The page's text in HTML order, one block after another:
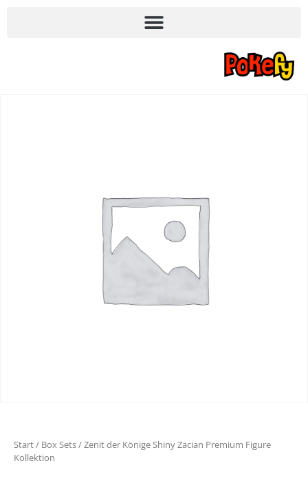
Start/ Box Sets/ Zenit der Könige Shiny Zacian Premium Figure
Kollektion